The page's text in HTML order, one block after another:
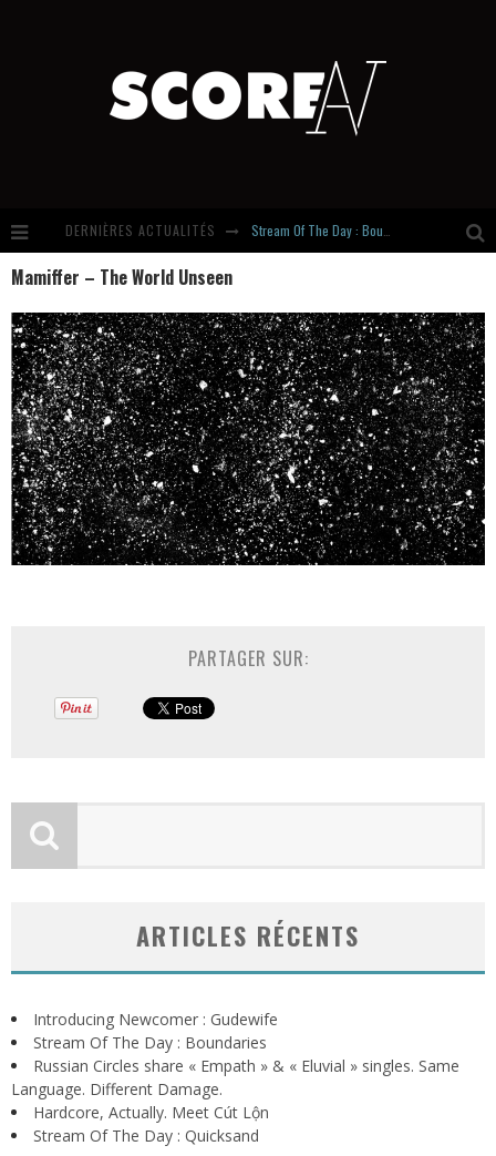
DERNIÈRES ACTUALITÉS
Hardcore, Actually. Meet Cút Lộn
Introducing Newcomer : Gudewife
Mamiffer – The World Unseen
PARTAGER SUR:
ARTICLES RÉCENTS
Introducing Newcomer : Gudewife
Stream Of The Day : Boundaries
Russian Circles share « Empath » & « Eluvial » singles. Same
Language. Different Damage.
Hardcore, Actually. Meet Cút Lộn
Stream Of The Day : Quicksand